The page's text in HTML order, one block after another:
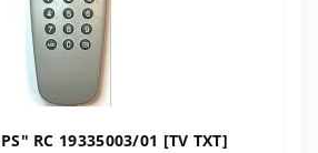
RC 19335003/01 [TV TXT]